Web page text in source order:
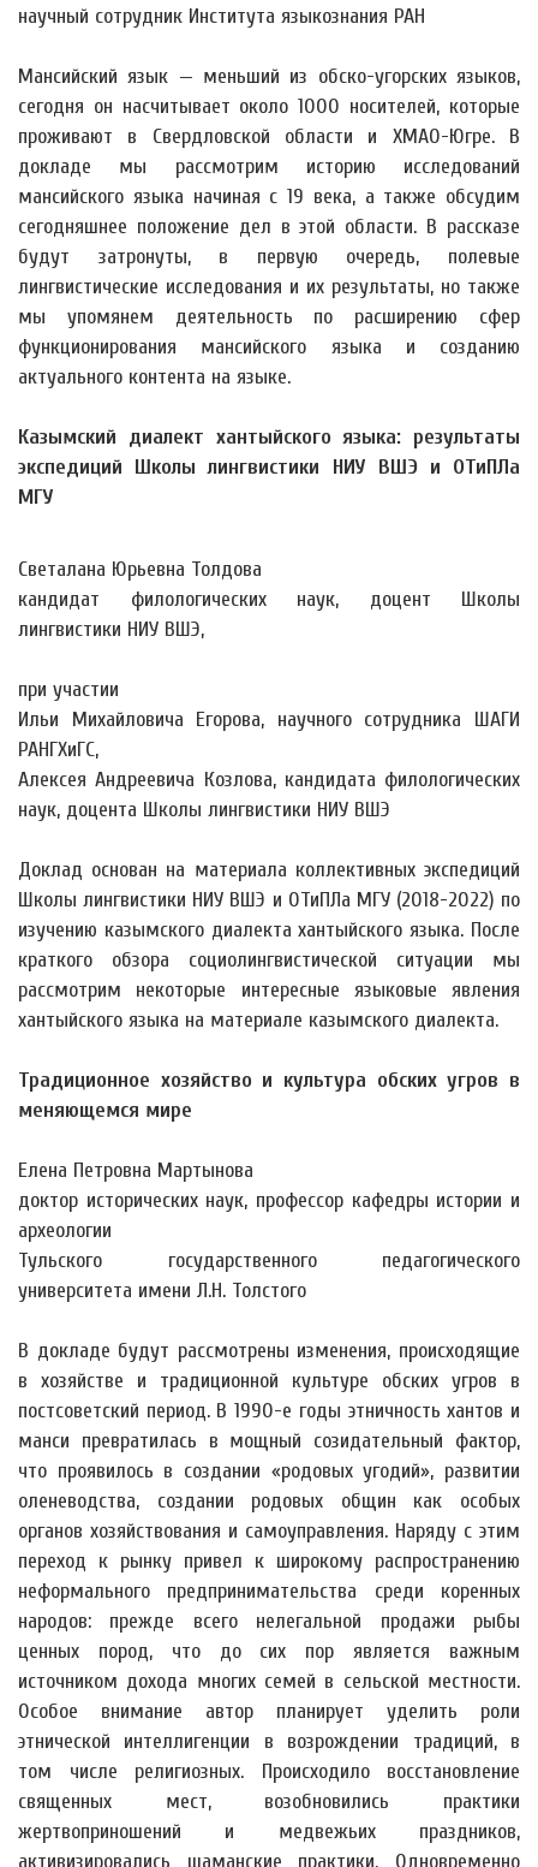
научный сотрудник Института языкознания РАН
Мансийский язык — меньший из обско-угорских языков,
сегодня он насчитывает около 1000 носителей, которые
проживают в Свердловской области и ХМАО-Югре. В
докладе мы рассмотрим историю исследований
мансийского языка начиная с 19 века, а также обсудим
сегодняшнее положение дел в этой области. В рассказе
будут затронуты, в первую очередь, полевые
лингвистические исследования и их результаты, но также
мы упомянем деятельность по расширению сфер
функционирования мансийского языка и созданию
актуального контента на языке.
Казымский диалект хантыйского языка: результаты
экспедиций Школы лингвистики НИУ ВШЭ и ОТиПЛа
МГУ
Светалана Юрьевна Толдова
кандидат филологических наук, доцент Школы
лингвистики НИУ ВШЭ,
при участии
Ильи Михайловича Егорова, научного сотрудника ШАГИ
РАНГХиГС,
Алексея Андреевича Козлова, кандидата филологических
наук, доцента Школы лингвистики НИУ ВШЭ
Доклад основан на материала коллективных экспедиций
Школы лингвистики НИУ ВШЭ и ОТиПЛа МГУ (2018-2022) по
изучению казымского диалекта хантыйского языка. После
краткого обзора социолингвистической ситуации мы
рассмотрим некоторые интересные языковые явления
хантыйского языка на материале казымского диалекта.
Традиционное хозяйство и культура обских угров в
меняющемся мире
Елена Петровна Мартынова
доктор исторических наук, профессор кафедры истории и
археологии
Тульского государственного педагогического
университета имени Л.Н. Толстого
В докладе будут рассмотрены изменения, происходящие
в хозяйстве и традиционной культуре обских угров в
постсоветский период. В 1990-е годы этничность хантов и
манси превратилась в мощный созидательный фактор,
что проявилось в создании «родовых угодий», развитии
оленеводства, создании родовых общин как особых
органов хозяйствования и самоуправления. Наряду с этим
переход к рынку привел к широкому распространению
неформального предпринимательства среди коренных
народов: прежде всего нелегальной продажи рыбы
ценных пород, что до сих пор является важным
источником дохода многих семей в сельской местности.
Особое внимание автор планирует уделить роли
этнической интеллигенции в возрождении традиций, в
том числе религиозных. Происходило восстановление
священных мест, возобновились практики
жертвоприношений и медвежьих праздников,
активизировались шаманские практики. Одновременно